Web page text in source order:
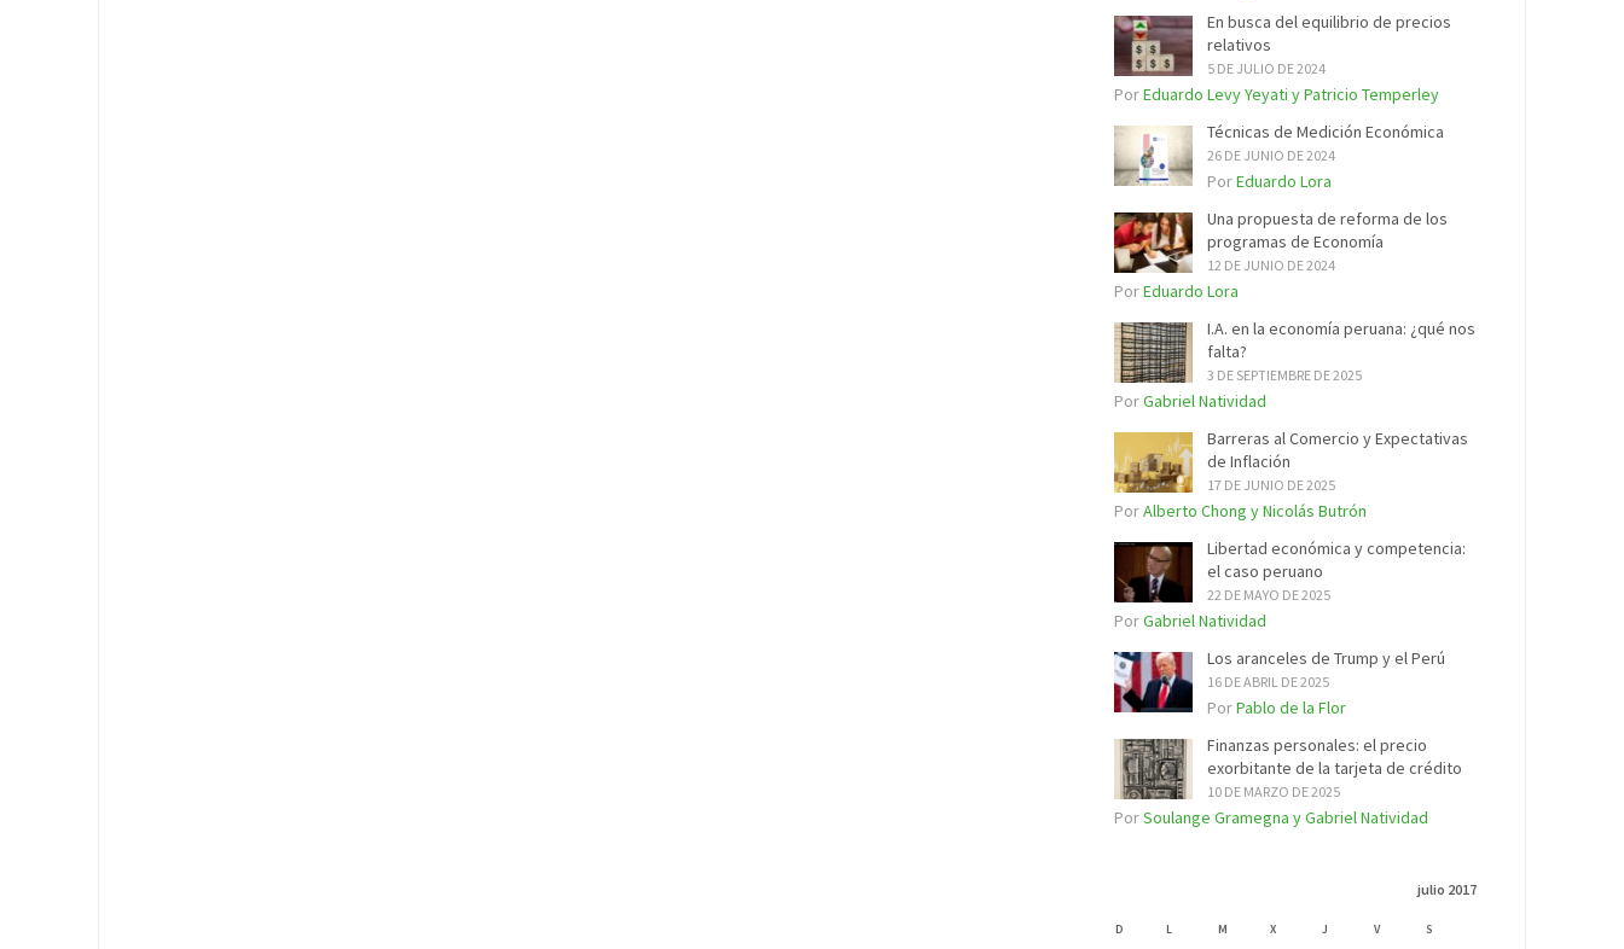
En busca del equilibrio de precios
relativos
5 DE JULIO DE 2024
PorEduardo Levy Yeyati y Patricio Temperley
Técnicas de Medición Económica
26 DE JUNIO DE 2024
PorEduardo Lora
Una propuesta de reforma de los
programas de Economía
12 DE JUNIO DE 2024
PorEduardo Lora
I.A. en la economía peruana: ¿qué nos
falta?
3 DE SEPTIEMBRE DE 2025
PorGabriel Natividad
Barreras al Comercio y Expectativas
de Inflación
17 DE JUNIO DE 2025
PorAlberto Chong y Nicolás Butrón
Libertad económica y competencia:
el caso peruano
22 DE MAYO DE 2025
PorGabriel Natividad
Los aranceles de Trump y el Perú
16 DE ABRIL DE 2025
PorPablo de la Flor
Finanzas personales: el precio
exorbitante de la tarjeta de crédito
10 DE MARZO DE 2025
PorSoulange Gramegna y Gabriel Natividad
julio 2017
D L M X J V S